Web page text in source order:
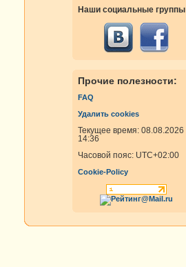
Наши социальные группы
Прочие полезности:
FAQ
Удалить cookies
Текущее время: 08.08.2026
14:36
Часовой пояс: UTC+02:00
Cookie-Policy